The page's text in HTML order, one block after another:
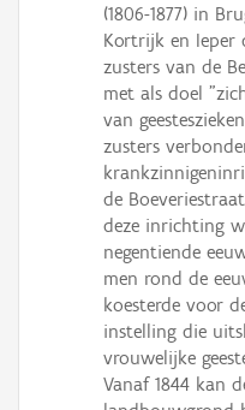
(1806-1877) in
Kortrijk en Ieper
zusters van de
met als doel
van
zusters
de
deze inrichting
negentiende
men rond de
koesterde voor
instelling die
vrouwelijke
Vanaf 1844 kan